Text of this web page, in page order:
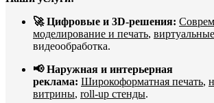
🚀 Цифровые и 3D-решения:
моделирование и печать,
видеообработка.
📢 Наружная и интерьерная
реклама: Широкоформатная печать,
витрины, roll-up стенды.